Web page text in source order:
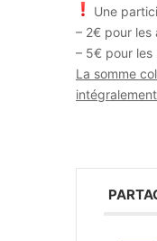
Une
– 2€ pour les
– 5€ pour
La somme